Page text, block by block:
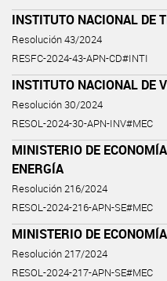
INSTITUTO NACIONAL DE
Resolución 43/2024
RESFC-2024-43-APN-CD#INTI
INSTITUTO NACIONAL DE
Resolución 30/2024
RESOL-2024-30-APN-INV#MEC
MINISTERIO DE
ENERGÍA
Resolución 216/2024
RESOL-2024-216-APN-SE#MEC
MINISTERIO DE
Resolución 217/2024
RESOL-2024-217-APN-SE#MEC